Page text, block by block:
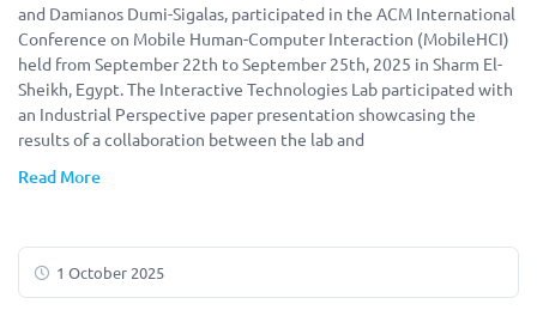
and Damianos Dumi-Sigalas, participated in the ACM International
Conference on Mobile Human-Computer Interaction (MobileHCI)
held from September 22th to September 25th, 2025 in Sharm El-
Sheikh, Egypt. The Interactive Technologies Lab participated with
an Industrial Perspective paper presentation showcasing the
results of a collaboration between the lab and
Read More
1 October 2025